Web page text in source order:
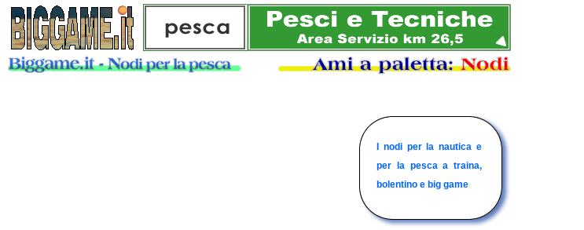
NODI per la NAUTICA:
raccolta dei principali
nodi.
I nodi per la nautica e
per la pesca a traina,
bolentino e big game
NODI per laPESCA:
raccolta dei principali
nodi per la pesca
NODI per laPESCA:
raccolta dei principali
nodi per la pesca